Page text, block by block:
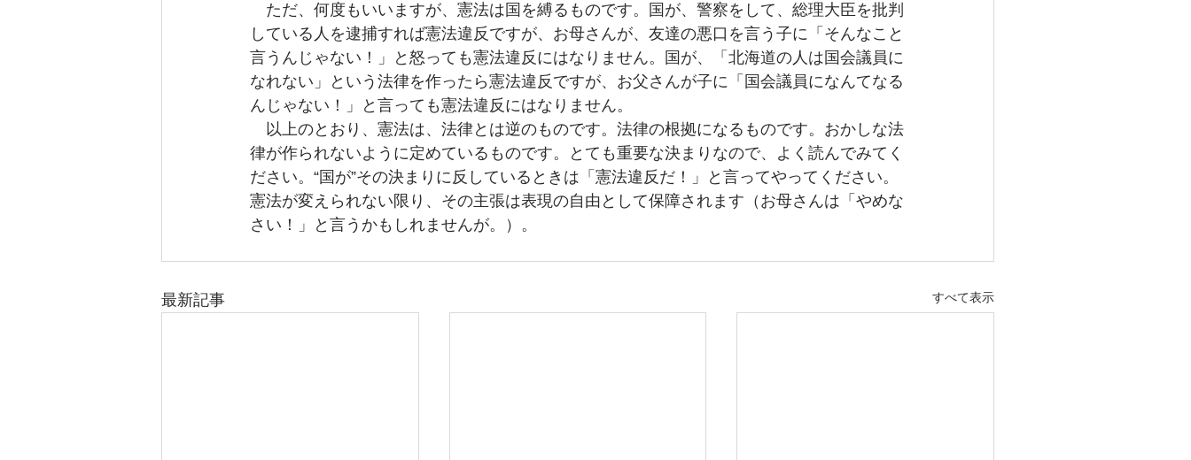
ただ、何度もいいますが、憲法は国を縛るものです。国が、警察をして、総理大臣を批判
している人を逮捕すれば憲法違反ですが、お母さんが、友達の悪口を言う子に「そんなこと
言うんじゃない！」と怒っても憲法違反にはなりません。国が、「北海道の人は国会議員に
なれない」という法律を作ったら憲法違反ですが、お父さんが子に「国会議員になんてなる
んじゃない！」と言っても憲法違反にはなりません。
以上のとおり、憲法は、法律とは逆のものです。法律の根拠になるものです。おかしな法
律が作られないように定めているものです。とても重要な決まりなので、よく読んでみてく
ださい。“国が”その決まりに反しているときは「憲法違反だ！」と言ってやってください。
憲法が変えられない限り、その主張は表現の自由として保障されます（お母さんは「やめな
さい！」と言うかもしれませんが。）。
最新記事 すべて表示